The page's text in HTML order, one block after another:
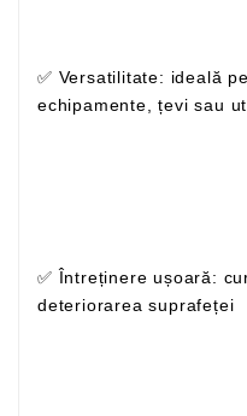
✅ Versatilitate: ideală
echipamente, țevi sau
✅ Întreținere ușoară:
deteriorarea suprafeței